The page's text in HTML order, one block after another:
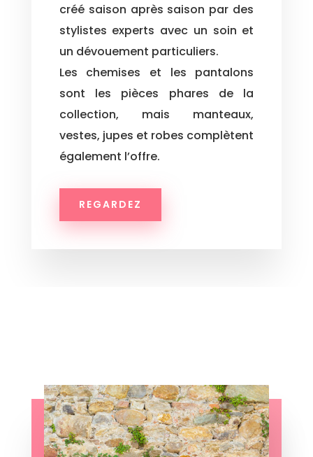
créé saison après saison par des
stylistes experts avec un soin et
un dévouement particuliers.
Les chemises et les pantalons
sont les pièces phares de la
collection, mais manteaux,
vestes, jupes et robes complètent
également l’offre.
REGARDEZ